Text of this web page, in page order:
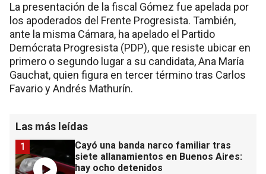
La presentación de la fiscal Gómez fue apelada por
los apoderados del Frente Progresista. También,
ante la misma Cámara, ha apelado el Partido
Demócrata Progresista (PDP), que resiste ubicar en
primero o segundo lugar a su candidata, Ana María
Gauchat, quien figura en tercer término tras Carlos
Favario y Andrés Mathurín.
Las más leídas
Cayó una banda narco familiar tras
siete allanamientos en Buenos Aires:
hay ocho detenidos
1